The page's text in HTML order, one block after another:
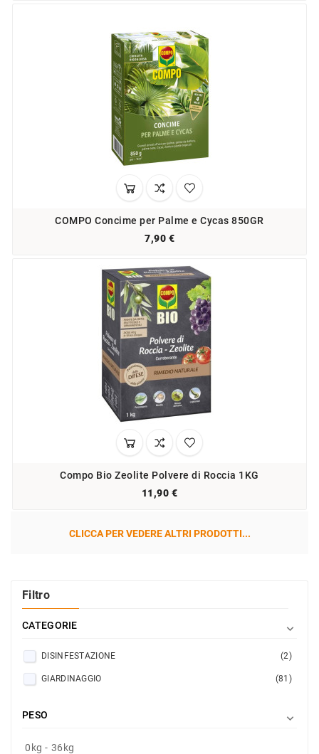
COMPO Concime per Palme e Cycas 850GR
7,90 €
Compo Bio Zeolite Polvere di Roccia 1KG
11,90 €
CLICCA PER VEDERE ALTRI PRODOTTI...
Filtro
CATEGORIE 
DISINFESTAZIONE (2)
GIARDINAGGIO (81)
PESO 
0kg - 36kg